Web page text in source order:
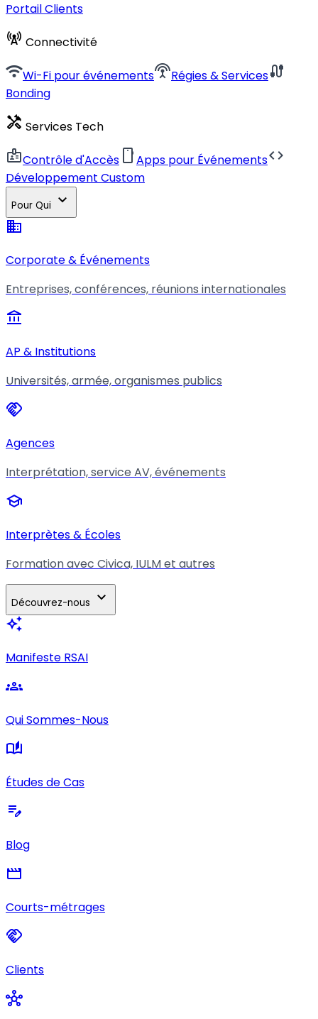
Portail Clients
cell_tower Connectivité
wifiWi-Fi pour événementssettings_input_antennaRégies & Servicescable
Bonding
handyman Services Tech
badgeContrôle d'Accès smartphoneApps pour Événementscode
Développement Custom
Pour Qui expand_more
business
Corporate & Événements
Entreprises, conférences, réunions internationales
account_balance
AP & Institutions
Universités, armée, organismes publics
handshake
Agences
Interprétation, service AV, événements
school
Interprètes & Écoles
Formation avec Civica, IULM et autres
Découvrez-nous expand_more
auto_awesome
Manifeste RSAI
groups
Qui Sommes-Nous
auto_stories
Études de Cas
edit_note
Blog
movie
Courts-métrages
handshake
Clients
hub